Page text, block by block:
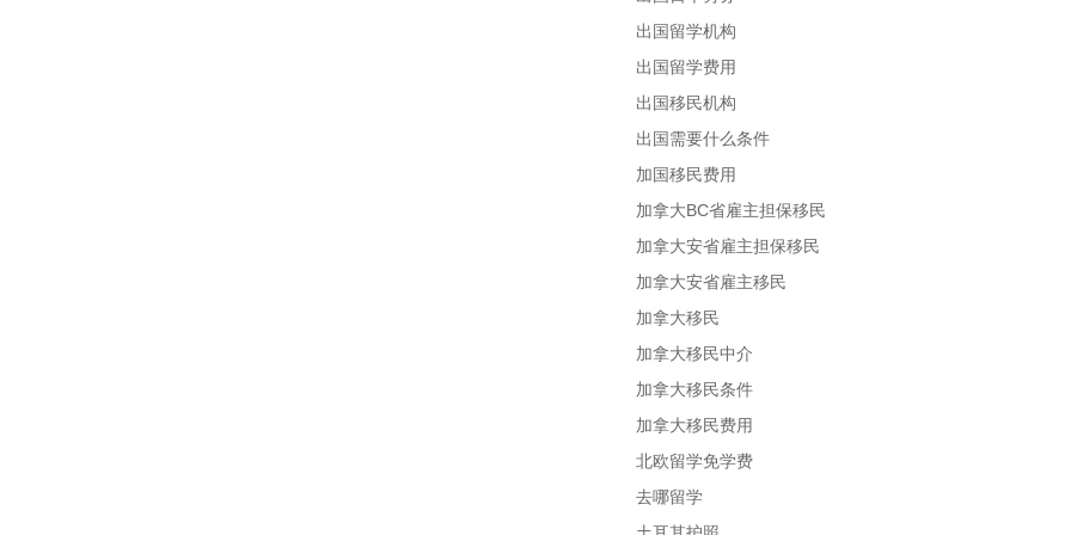
出国留学机构
出国留学费用
出国移民机构
出国需要什么条件
加国移民费用
加拿大BC省雇主担保移民
加拿大安省雇主担保移民
加拿大安省雇主移民
加拿大移民
加拿大移民中介
加拿大移民条件
加拿大移民费用
北欧留学免学费
去哪留学